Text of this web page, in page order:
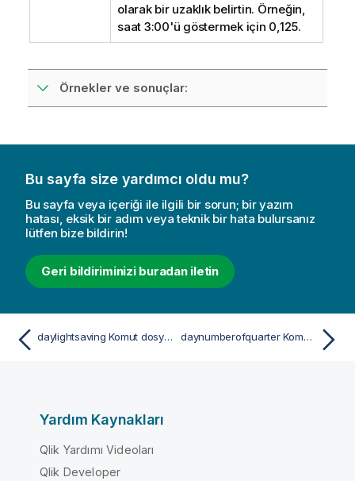
olarak bir uzaklık belirtin. Örneğin,
saat 3:00'ü göstermek için 0,125.
Örnekler ve sonuçlar:
Bu sayfa size yardımcı oldu mu?
Bu sayfa veya içeriği ile ilgili bir sorun; bir yazım
hatası, eksik bir adım veya teknik bir hata bulursanız
lütfen bize bildirin!
Geri bildiriminizi buradan iletin
daylightsaving Komut dosyası ve grafik fonksiyonu daynumberofquarter Komut dosyası ve grafik fonksiyonu
Yardım Kaynakları
Qlik Yardımı Videoları
Qlik Developer